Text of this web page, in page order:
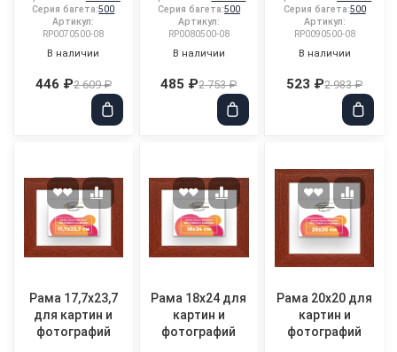
Серия багета:500
Артикул:
RP0070500-08
В наличии
446 ₽2 609 ₽
Серия багета:500
Артикул:
RP0080500-08
В наличии
485 ₽2 753 ₽
Серия багета:500
Артикул:
RP0090500-08
В наличии
523 ₽2 983 ₽
Рама 17,7x23,7
для картин и
фотографий
Рама 18x24 для
картин и
фотографий
Рама 20x20 для
картин и
фотографий